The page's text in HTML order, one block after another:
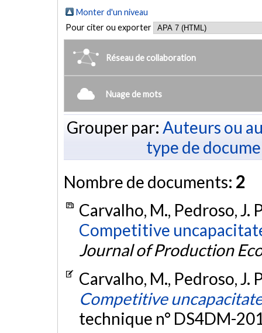
Monter d'un niveau
Pour citer ou exporter
Réseau de collaboration
Nuage de mots
Grouper par: Auteurs ou
type de
Nombre de documents: 2
Carvalho, M., Pedroso, J.
Competitive
Journal of Production
Carvalho, M., Pedroso, J.
Competitive
technique n° DS4DM-